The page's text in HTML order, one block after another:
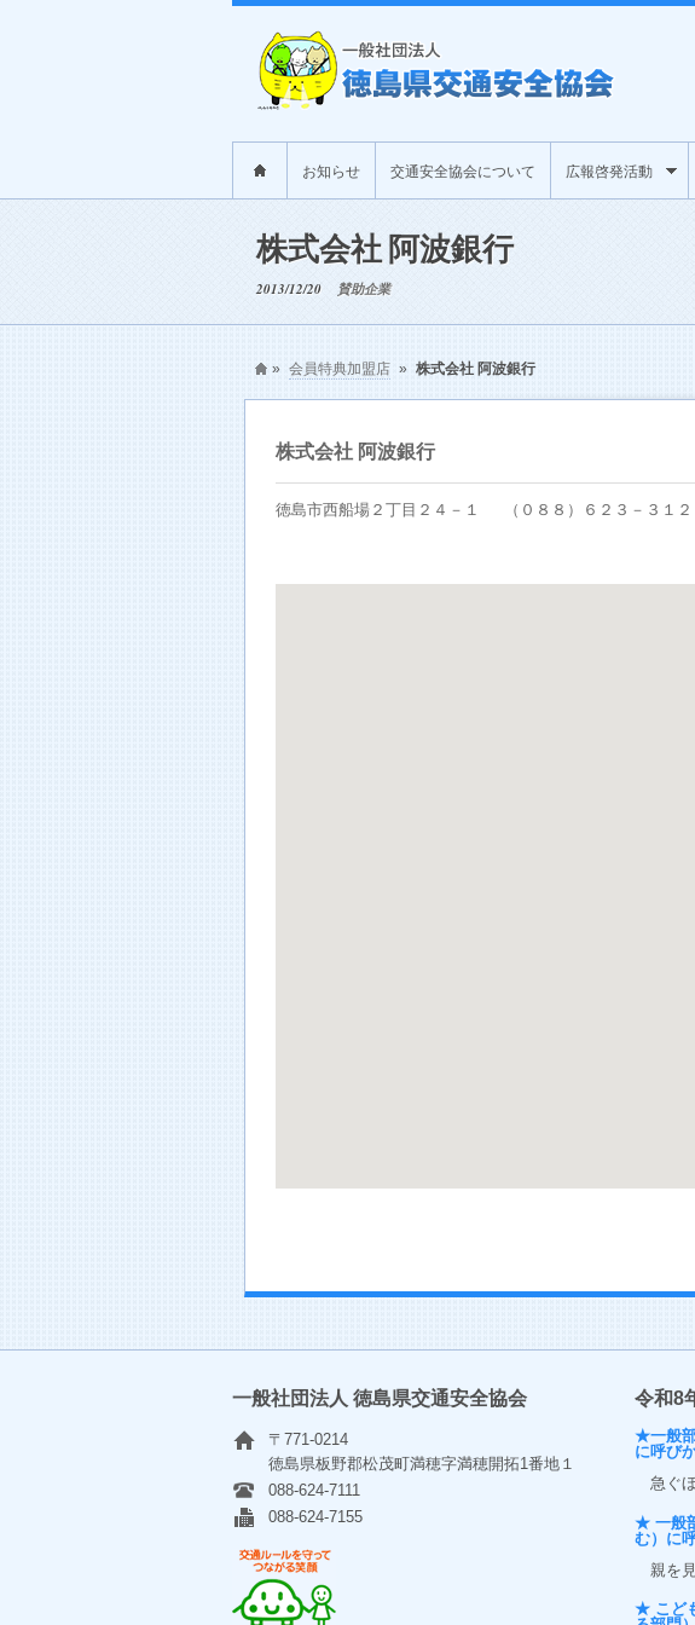
お知らせ 交通安全協会について 広報啓発活動
株式会社 阿波銀行
2013/12/20 賛助企業
» 会員特典加盟店 » 株式会社 阿波銀行
株式会社 阿波銀行
徳島市西船場２丁目２４－１ （０８８）６２３－３１２
一般社団法人 徳島県交通安全協会
〒771-0214
徳島県板野郡松茂町満穂字満穂開拓1番地１
088-624-7111
088-624-7155
令和8
★一般部
に呼び
急ぐほ
★ 一般
む）に
親を
★ こど